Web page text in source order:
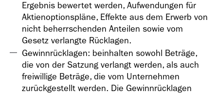
Ergebnis bewertet werden, Aufwendungen für
Aktienoptionspläne, Effekte aus dem Erwerb von
nicht beherrschenden Anteilen sowie vom
Gesetz verlangte Rücklagen.
Gewinnrücklagen: beinhalten sowohl Beträge,
die von der Satzung verlangt werden, als auch
freiwillige Beträge, die vom Unternehmen
zurückgestellt werden. Die Gewinnrücklagen